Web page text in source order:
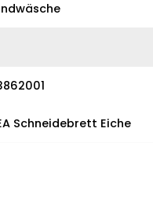
Schneidebrett Eiche